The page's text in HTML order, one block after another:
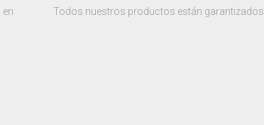
en
Todos nuestros productos están garantizados